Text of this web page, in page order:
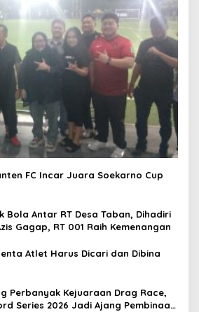
FC Incar Juara Soekarno Cup
Bola Antar RT Desa Taban, Dihadiri
Gagap, RT 001 Raih Kemenangan
Atlet Harus Dicari dan Dibina
Perbanyak Kejuaraan Drag Race,
Series 2026 Jadi Ajang Pembinaan